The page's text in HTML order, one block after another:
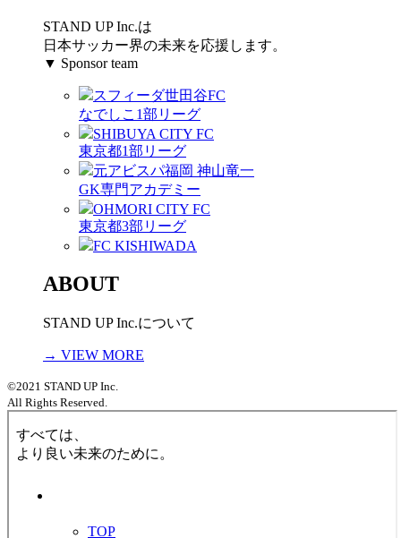
STAND UP Inc.は
日本サッカー界の未来を応援します。
▼ Sponsor team
スフィーダ世田谷FC
なでしこ1部リーグ
SHIBUYA CITY FC
東京都1部リーグ
元アビスパ福岡 神山竜一
GK専門アカデミー
OHMORI CITY FC
東京都3部リーグ
FC KISHIWADA
ABOUT
STAND UP Inc.について
→ VIEW MORE
©2021 STAND UP Inc.
All Rights Reserved.